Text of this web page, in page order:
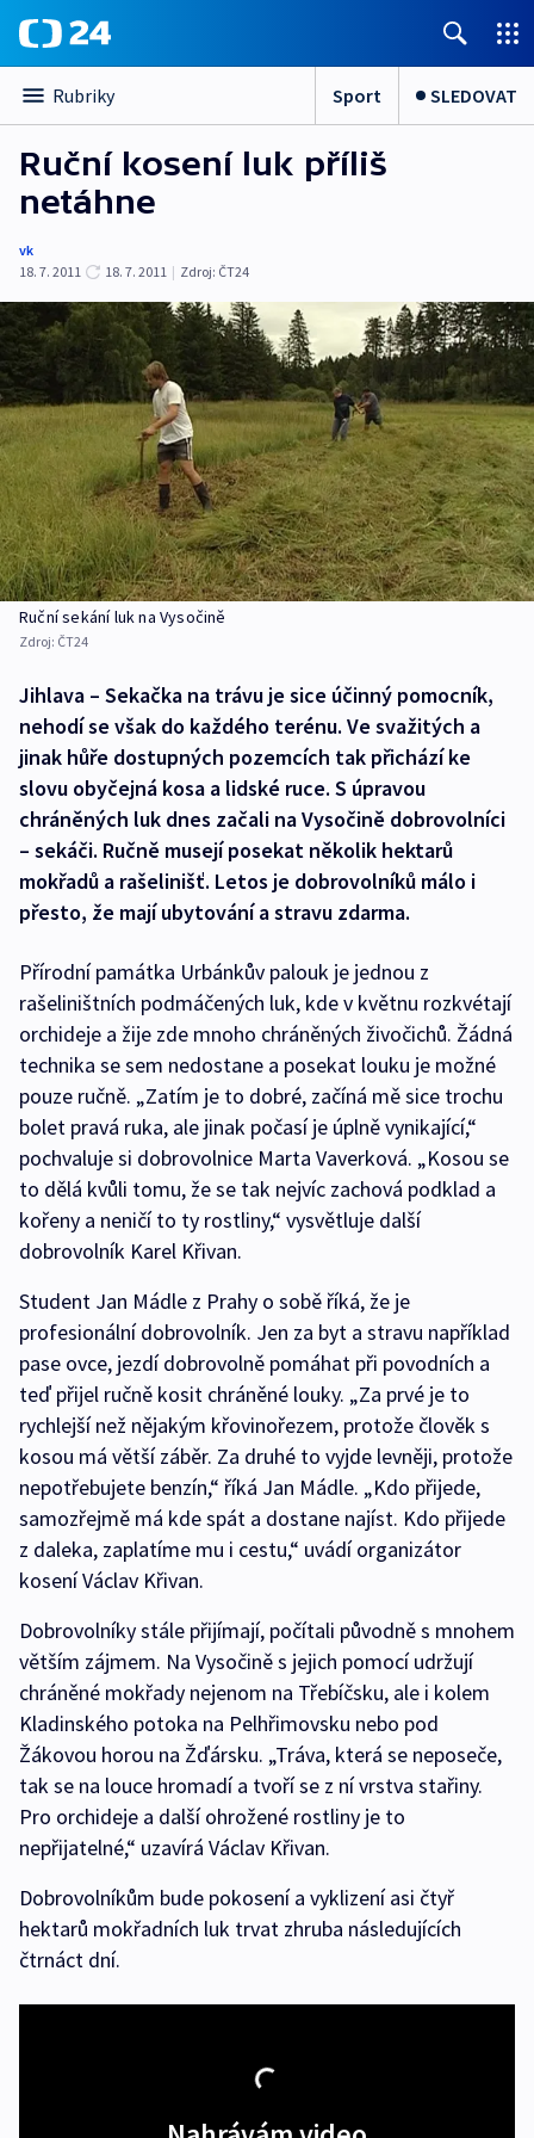
Rubriky Sport SLEDOVAT
Ruční kosení luk příliš
netáhne
vk
18. 7. 2011
18. 7. 2011 | Zdroj: ČT24
Ruční sekání luk na Vysočině
Zdroj: ČT24
Jihlava – Sekačka na trávu je sice účinný pomocník,
nehodí se však do každého terénu. Ve svažitých a
jinak hůře dostupných pozemcích tak přichází ke
slovu obyčejná kosa a lidské ruce. S úpravou
chráněných luk dnes začali na Vysočině dobrovolníci
– sekáči. Ručně musejí posekat několik hektarů
mokřadů a rašelinišť. Letos je dobrovolníků málo i
přesto, že mají ubytování a stravu zdarma.
Přírodní památka Urbánkův palouk je jednou z
rašeliništních podmáčených luk, kde v květnu rozkvétají
orchideje a žije zde mnoho chráněných živočichů. Žádná
technika se sem nedostane a posekat louku je možné
pouze ručně. „Zatím je to dobré, začíná mě sice trochu
bolet pravá ruka, ale jinak počasí je úplně vynikající,“
pochvaluje si dobrovolnice Marta Vaverková. „Kosou se
to dělá kvůli tomu, že se tak nejvíc zachová podklad a
kořeny a neničí to ty rostliny,“ vysvětluje další
dobrovolník Karel Křivan.
Student Jan Mádle z Prahy o sobě říká, že je
profesionální dobrovolník. Jen za byt a stravu například
pase ovce, jezdí dobrovolně pomáhat při povodních a
teď přijel ručně kosit chráněné louky. „Za prvé je to
rychlejší než nějakým křovinořezem, protože člověk s
kosou má větší záběr. Za druhé to vyjde levněji, protože
nepotřebujete benzín,“ říká Jan Mádle. „Kdo přijede,
samozřejmě má kde spát a dostane najíst. Kdo přijede
z daleka, zaplatíme mu i cestu,“ uvádí organizátor
kosení Václav Křivan.
Dobrovolníky stále přijímají, počítali původně s mnohem
větším zájmem. Na Vysočině s jejich pomocí udržují
chráněné mokřady nejenom na Třebíčsku, ale i kolem
Kladinského potoka na Pelhřimovsku nebo pod
Žákovou horou na Žďársku. „Tráva, která se neposeče,
tak se na louce hromadí a tvoří se z ní vrstva stařiny.
Pro orchideje a další ohrožené rostliny je to
nepřijatelné,“ uzavírá Václav Křivan.
Dobrovolníkům bude pokosení a vyklizení asi čtyř
hektarů mokřadních luk trvat zhruba následujících
čtrnáct dní.